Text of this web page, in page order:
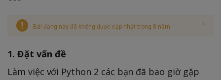
Bài đăng này đã không được cập nhật trong 8 năm
1. Đặt vấn đề
Làm việc với Python 2 các bạn đã bao giờ gặp